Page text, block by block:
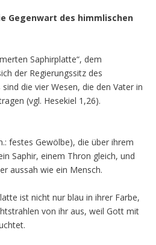
Gegenwart des himmlischen
Saphirplatte“, dem
der Regierungssitz des
die vier Wesen, die den Vater in
(vgl. Hesekiel 1,26).
festes Gewölbe), die über ihrem
Saphir, einem Thron gleich, und
aussah wie ein Mensch.
ist nicht nur blau in ihrer Farbe,
von ihr aus, weil Gott mit